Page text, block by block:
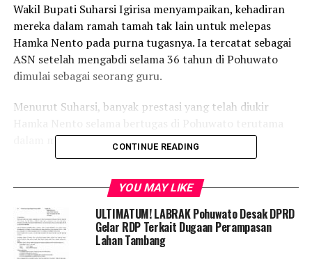
Wakil Bupati Suharsi Igirisa menyampaikan, kehadiran
mereka dalam ramah tamah tak lain untuk melepas
Hamka Nento pada purna tugasnya. Ia tercatat sebagai
ASN setelah mengabdi selama 36 tahun di Pohuwato
dimulai sebagai seorang guru.
Menurut Suharsi, banyak prestasi yang telah diukir
dalam meraih tropi adipura.
Hamka. Bersyukur bila masih menikmati masa pensiun,
tugas karena lebih dulu meninggal dunia,” Ungkap
Suharsi.
CONTINUE READING
YOU MAY LIKE
ULTIMATUM! LABRAK Pohuwato Desak DPRD
Gelar RDP Terkait Dugaan Perampasan
Lahan Tambang